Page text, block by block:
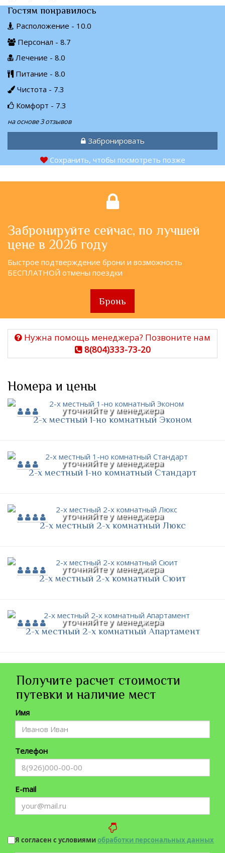
Гостям понравилось
Расположение - 10.0
Персонал - 8.7
Лечение - 8.0
Питание - 8.0
Чистота - 7.3
Комфорт - 7.3
на основе 3 отзывов
Забронировать
Сохранить, чтобы посмотреть позже
Забронируйте сейчас, по лучшей
цене в 2026 году
Быстрое подтверждение брони и возможность
БЕСПЛАТНОЙ отмены поездки
Бронь
Нужна помощь менеджера? Позвоните нам
8(804)333-73-20
Номера и цены
уточняйте у менеджера
2-х местный 1-но комнатный Эконом
уточняйте у менеджера
2-х местный 1-но комнатный Стандарт
уточняйте у менеджера
2-х местный 2-х комнатный Люкс
уточняйте у менеджера
2-х местный 2-х комнатный Сюит
уточняйте у менеджера
2-х местный 2-х комнатный Апартамент
Получите расчет стоимости
путевки и наличие мест
Имя
Телефон
E-mail
Я согласен с условиямиобработки персональных данных